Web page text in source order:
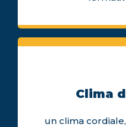
Clima
un clima